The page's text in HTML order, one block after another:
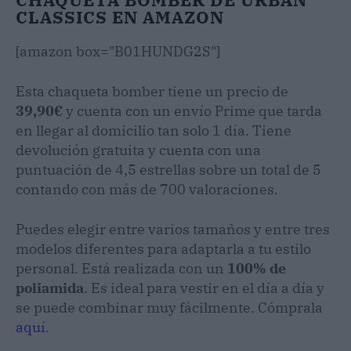
CLASSICS EN AMAZON
[amazon box="B01HUNDG2S"]
Esta chaqueta bomber tiene un precio de
39,90€ y cuenta con un envío Prime que tarda
en llegar al domicilio tan solo 1 día. Tiene
devolución gratuita y cuenta con una
puntuación de 4,5 estrellas sobre un total de 5
contando con más de 700 valoraciones.
Puedes elegir entre varios tamaños y entre tres
modelos diferentes para adaptarla a tu estilo
personal. Está realizada con un 100% de
poliamida. Es ideal para vestir en el día a día y
se puede combinar muy fácilmente. Cómprala
aquí.